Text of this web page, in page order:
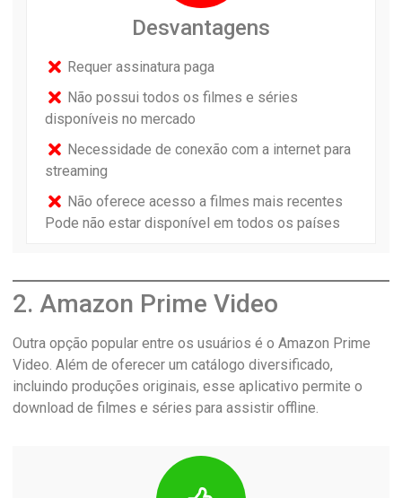
Desvantagens
Requer assinatura paga
Não possui todos os filmes e séries
disponíveis no mercado
Necessidade de conexão com a internet para
streaming
Não oferece acesso a filmes mais recentes
Pode não estar disponível em todos os países
2. Amazon Prime Video
Outra opção popular entre os usuários é o Amazon Prime
Video. Além de oferecer um catálogo diversificado,
incluindo produções originais, esse aplicativo permite o
download de filmes e séries para assistir offline.